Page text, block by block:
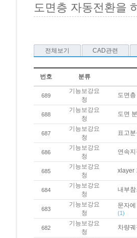
도면층 자동전환을
전체보기 CAD관련
번호 분류
689
기능보강요
청
도면
688
기능보강요
청
도면
687
기능보강요
청
표고
686
기능보강요
청
연속
685
기능보강요
청
xlayer
684
기능보강요
청
내부
683
기능보강요
청
문자
(1)
682
기능보강요
청
차량